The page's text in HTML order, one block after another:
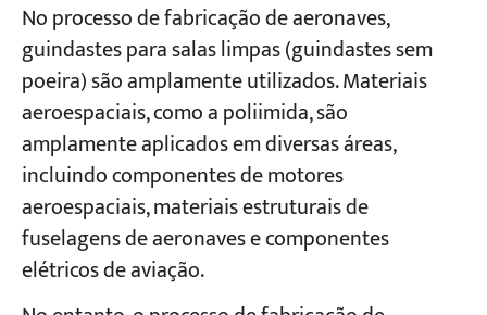
No processo de fabricação de aeronaves,
guindastes para salas limpas (guindastes sem
poeira) são amplamente utilizados. Materiais
aeroespaciais, como a poliimida, são
amplamente aplicados em diversas áreas,
incluindo componentes de motores
aeroespaciais, materiais estruturais de
fuselagens de aeronaves e componentes
elétricos de aviação.